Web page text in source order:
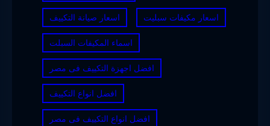
اسعار صيانة التكييف اسعار مكيفات سبليت
اسماء المكيفات السبلت
افضل اجهزة التكييف فى مصر
افضل انواع التكييف
افضل انواع التكييف فى مصر